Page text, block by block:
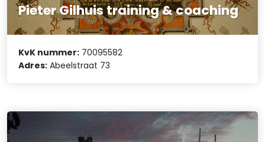
Pieter Gilhuis training & coaching
KvK nummer: 70095582
Adres: Abeelstraat 73